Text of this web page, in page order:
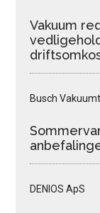
Vakuum
Busch
DENIOS ApS